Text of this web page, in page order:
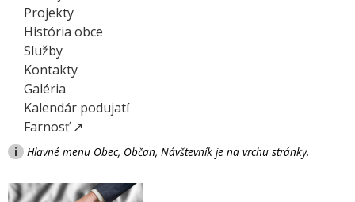
Projekty
História obce
Služby
Kontakty
Galéria
Kalendár podujatí
Farnosť ↗
i Hlavné menu Obec, Občan, Návštevník je na vrchu stránky.